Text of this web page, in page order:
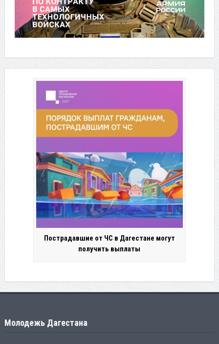
Пострадавшие от ЧС в Дагестане могут
получить выплаты
Молодежь Дагестана